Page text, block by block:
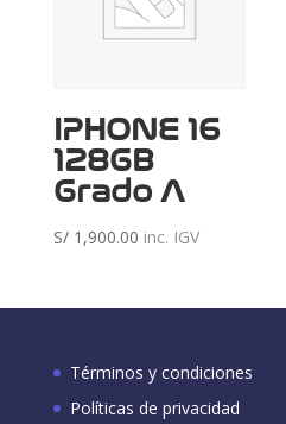
IPHONE 16
128GB
Grado A
S/1,900.00 inc. IGV
Términos y condiciones
Políticas de privacidad